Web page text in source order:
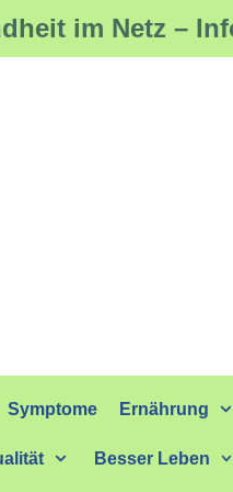
im Netz –
Symptome Ernährung
Besser Leben